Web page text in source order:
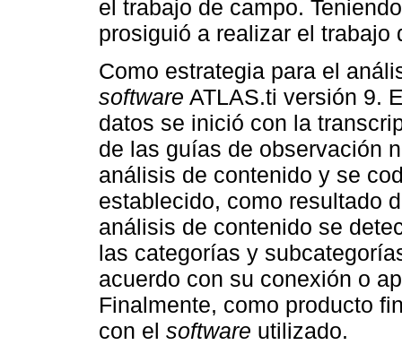
el trabajo de campo.
prosiguió a realizar el trabajo
Como estrategia para el
software ATLAS.ti versión 9.
datos se inició con la
de las guías de observación
análisis de contenido y se
establecido, como resultado
análisis de contenido se
las categorías y
acuerdo con su conexión o
Finalmente, como producto
con el software utilizado.